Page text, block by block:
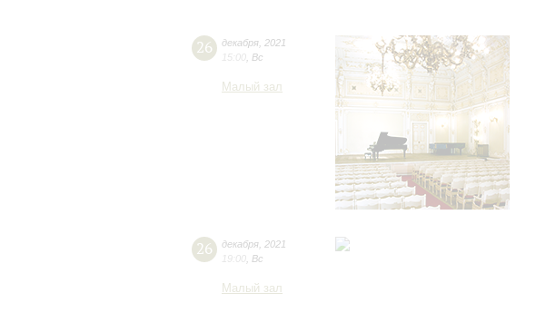
26 декабря 2021
15:00 Вс
Малый зал
26 декабря 2021
19:00 Вс
Малый зал